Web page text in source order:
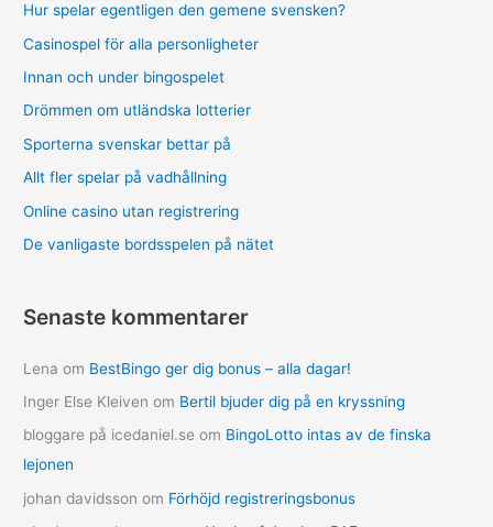
Hur spelar egentligen den gemene svensken?
Casinospel för alla personligheter
Innan och under bingospelet
Drömmen om utländska lotterier
Sporterna svenskar bettar på
Allt fler spelar på vadhållning
Online casino utan registrering
De vanligaste bordsspelen på nätet
Senaste kommentarer
Lena om BestBingo ger dig bonus – alla dagar!
Inger Else Kleiven om Bertil bjuder dig på en kryssning
bloggare på icedaniel.se om BingoLotto intas av de finska
lejonen
johan davidsson om Förhöjd registreringsbonus